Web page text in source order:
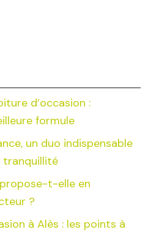
d’occasion :
formule
un duo indispensable
tranquillité
t-elle en
?
à Alès : les points à